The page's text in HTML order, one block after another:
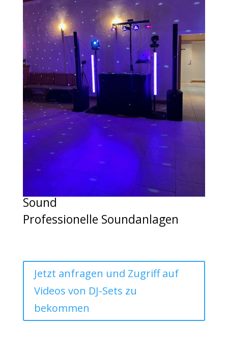
Sound
Professionelle Soundanlagen
Jetzt anfragen und Zugriff auf
Videos von DJ-Sets zu
bekommen